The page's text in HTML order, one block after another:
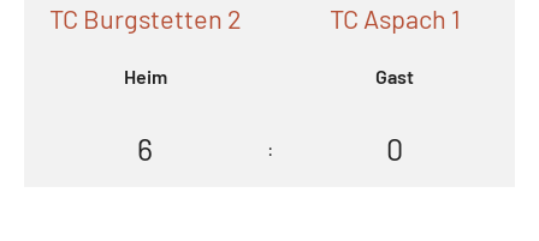
TC Burgstetten 2
Heim
TC Aspach 1
Gast
6 : 0